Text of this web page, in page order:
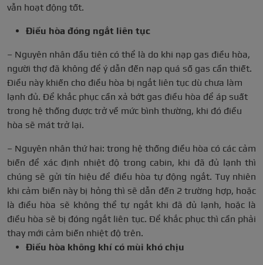
vẫn hoạt động tốt.
Điều hòa đóng ngắt liên tục
– Nguyên nhân đầu tiên có thể là do khi nạp gas điều hòa,
người thợ đã không để ý dẫn đến nạp quá số gas cần thiết.
Điều này khiến cho điều hòa bị ngắt liên tục dù chưa làm
lạnh đủ. Để khắc phục cần xả bớt gas điều hòa để áp suất
trong hệ thống được trở về mức bình thường, khi đó điều
hòa sẽ mát trở lại.
– Nguyên nhân thứ hai: trong hệ thống điều hòa có các cảm
biến để xác định nhiệt độ trong cabin, khi đã đủ lạnh thì
chúng sẽ gửi tín hiệu để điều hòa tự động ngắt. Tuy nhiên
khi cảm biến này bị hỏng thì sẽ dẫn đến 2 trường hợp, hoặc
là điều hòa sẽ không thể tự ngắt khi đã đủ lạnh, hoặc là
điều hòa sẽ bị đóng ngắt liên tục. Để khắc phục thì cần phải
thay mới cảm biến nhiệt độ trên.
Điều hòa không khí có mùi khó chịu